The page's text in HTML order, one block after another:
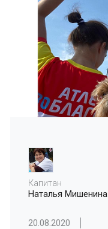
Капитан
Наталья Мишенина
20.08.2020